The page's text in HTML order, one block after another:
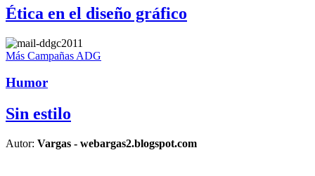
Ética en el diseño gráfico
Más Campañas ADG
Humor
Sin estilo
Autor: Vargas - webargas2.blogspot.com